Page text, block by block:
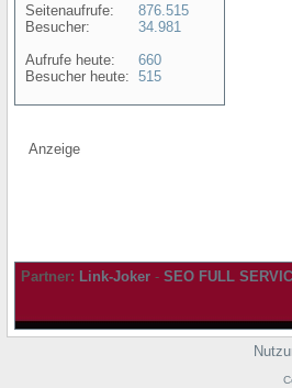
Seitenaufrufe:
Besucher:
Aufrufe heute:
Besucher heute:
876.515
34.981
660
515
Anzeige
Partner: Link-Joker - SEO FULL